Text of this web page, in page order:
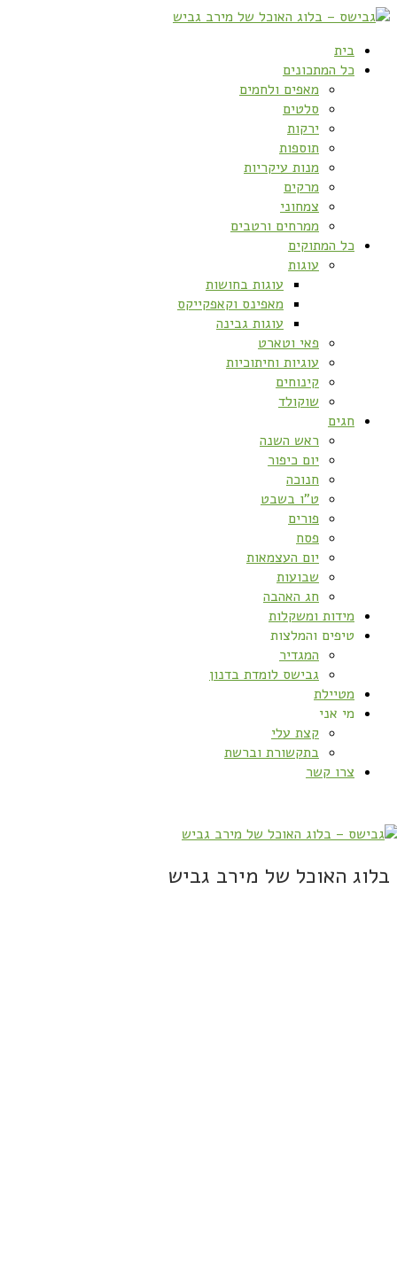
בית
כל המתכונים
מאפים ולחמים
סלטים
ירקות
תוספות
מנות עיקריות
מרקים
צמחוני
ממרחים ורטבים
כל המתוקים
עוגות
עוגות בחושות
מאפינס וקאפקייקס
עוגות גבינה
פאי וטארט
עוגיות וחיתוכיות
קינוחים
שוקולד
חגים
ראש השנה
יום כיפור
חנוכה
ט”ו בשבט
פורים
פסח
יום העצמאות
שבועות
חג האהבה
מידות ומשקלות
טיפים והמלצות
המגדיר
גבישס לומדת בדנון
מטיילת
מי אני
קצת עלי
בתקשורת וברשת
צרו קשר
בלוג האוכל של מירב גביש